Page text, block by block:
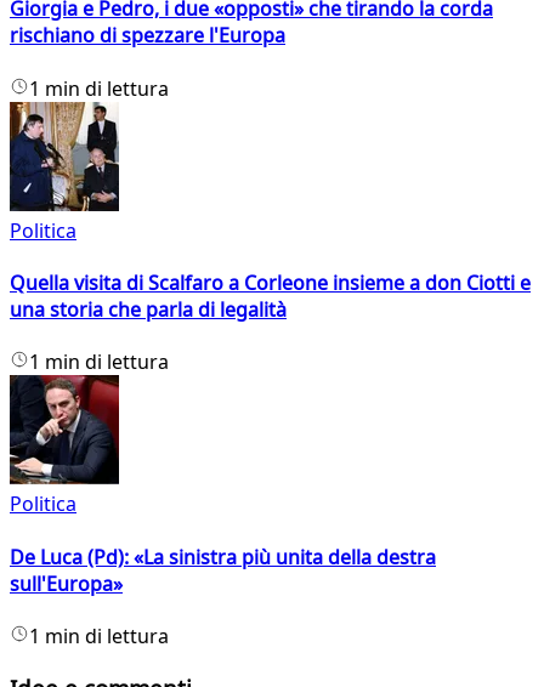
Giorgia e Pedro, i due «opposti» che tirando la corda
rischiano di spezzare l'Europa
1 min di lettura
Politica
Quella visita di Scalfaro a Corleone insieme a don Ciotti e
una storia che parla di legalità
1 min di lettura
Politica
De Luca (Pd): «La sinistra più unita della destra
sull'Europa»
1 min di lettura